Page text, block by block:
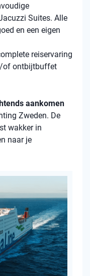
Suites. Alle
en een eigen
reiservaring
of ontbijtbuffet
aankomen
Zweden. De
wakker in
naar je